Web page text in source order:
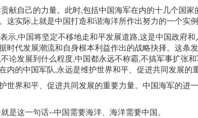
献自己的力量。此时,包括中国海军在内的十几个国家
实际上就是中国打造和谐海洋所作出努力的一个实例
示,中国将坚定不移地走和平发展道路,这是中国政府
时代发展潮流和自身根本利益作出的战略抉择。这条
论发展到什么程度,中国都永远不称霸,不搞军事扩张
的中国军队,永远是维护世界和平、促进共同发展的
世界和平、促进共同发展的重要力量。中国海军的进
是这一句话--中国需要海洋、海洋需要中国。